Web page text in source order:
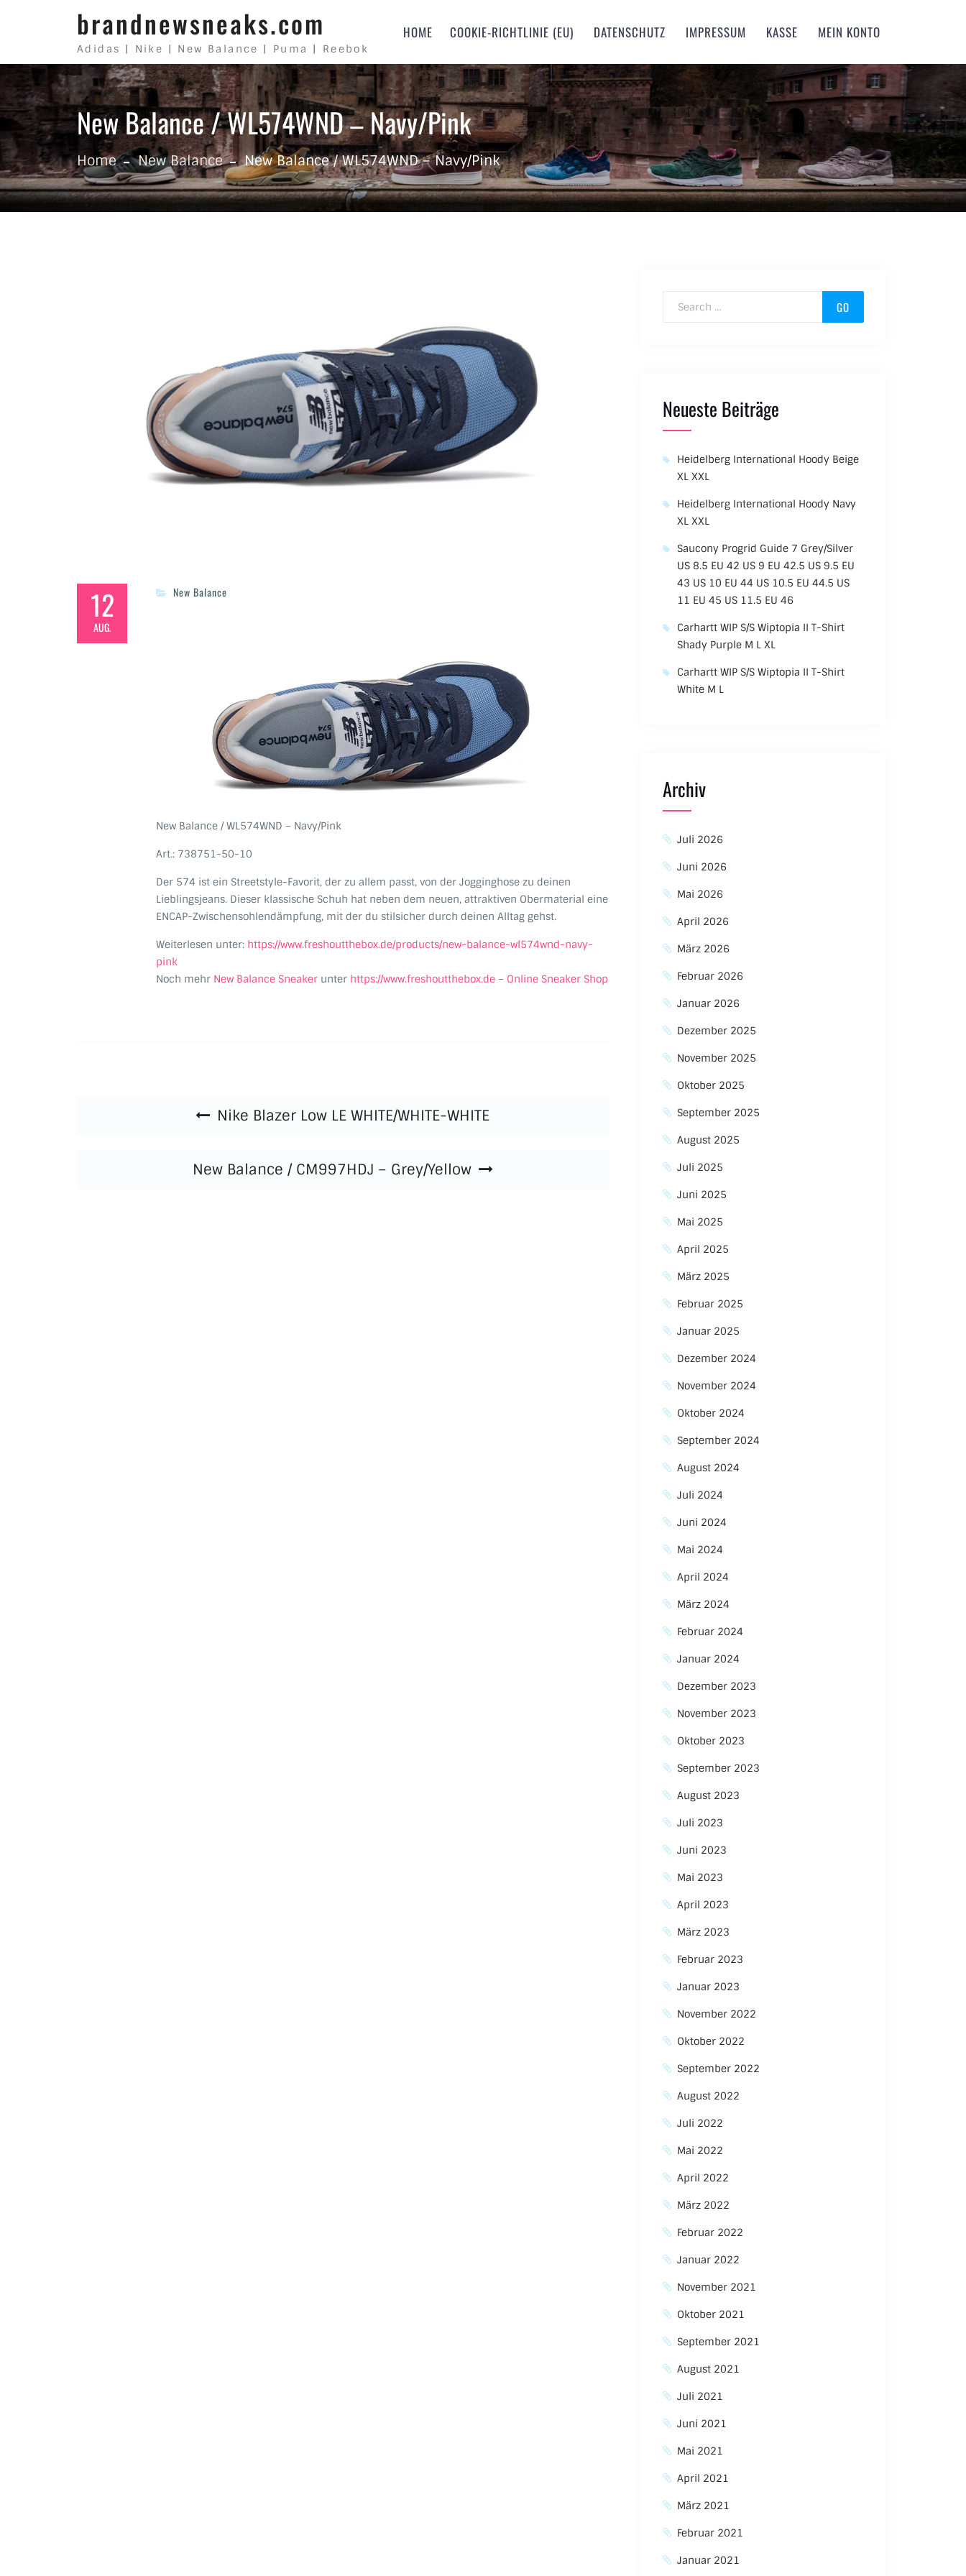
brandnewsneaks.com
Adidas | Nike | New Balance | Puma | Reebok
HOME COOKIE-RICHTLINIE (EU) DATENSCHUTZ IMPRESSUM KASSE MEIN KONTO
New Balance / WL574WND – Navy/Pink
Home New Balance New Balance / WL574WND – Navy/Pink
12
AUG.
New Balance
New Balance / WL574WND – Navy/Pink
Art.: 738751-50-10
Der 574 ist ein Streetstyle-Favorit, der zu allem passt, von der Jogginghose zu deinen
Lieblingsjeans. Dieser klassische Schuh hat neben dem neuen, attraktiven Obermaterial eine
ENCAP-Zwischensohlendämpfung, mit der du stilsicher durch deinen Alltag gehst.
Weiterlesen unter: https://www.freshoutthebox.de/products/new-balance-wl574wnd-navy-
pink
Noch mehr New Balance Sneaker unter https://www.freshoutthebox.de – Online Sneaker Shop
Nike Blazer Low LE WHITE/WHITE-WHITE
New Balance / CM997HDJ – Grey/Yellow
Search for:
Neueste Beiträge
Heidelberg International Hoody Beige
XL XXL
Heidelberg International Hoody Navy
XL XXL
Saucony Progrid Guide 7 Grey/Silver
US 8.5 EU 42 US 9 EU 42.5 US 9.5 EU
43 US 10 EU 44 US 10.5 EU 44.5 US
11 EU 45 US 11.5 EU 46
Carhartt WIP S/S Wiptopia II T-Shirt
Shady Purple M L XL
Carhartt WIP S/S Wiptopia II T-Shirt
White M L
Archiv
Juli 2026
Juni 2026
Mai 2026
April 2026
März 2026
Februar 2026
Januar 2026
Dezember 2025
November 2025
Oktober 2025
September 2025
August 2025
Juli 2025
Juni 2025
Mai 2025
April 2025
März 2025
Februar 2025
Januar 2025
Dezember 2024
November 2024
Oktober 2024
September 2024
August 2024
Juli 2024
Juni 2024
Mai 2024
April 2024
März 2024
Februar 2024
Januar 2024
Dezember 2023
November 2023
Oktober 2023
September 2023
August 2023
Juli 2023
Juni 2023
Mai 2023
April 2023
März 2023
Februar 2023
Januar 2023
November 2022
Oktober 2022
September 2022
August 2022
Juli 2022
Mai 2022
April 2022
März 2022
Februar 2022
Januar 2022
November 2021
Oktober 2021
September 2021
August 2021
Juli 2021
Juni 2021
Mai 2021
April 2021
März 2021
Februar 2021
Januar 2021